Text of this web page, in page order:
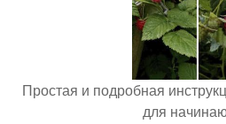
Простая и подробная
для